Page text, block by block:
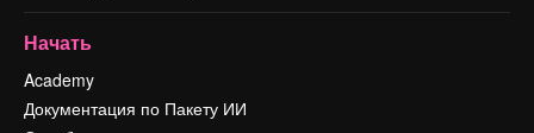
Начать
Academy
Документация по Пакету ИИ